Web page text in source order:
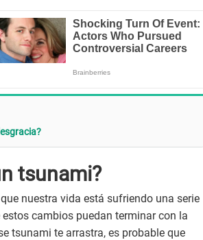
tsunami?
nuestra vida está sufriendo una serie
cambios puedan terminar con la
tsunami te arrastra, es probable que